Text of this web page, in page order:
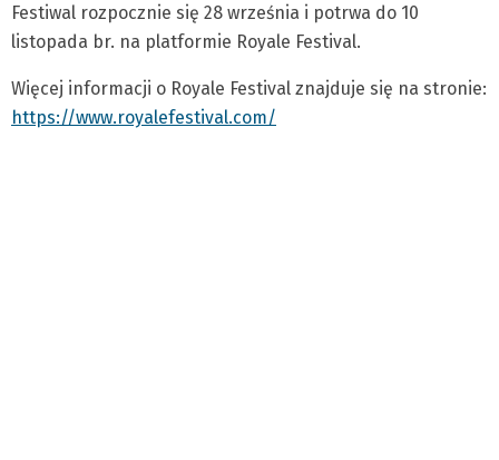
Festiwal rozpocznie się 28 września i potrwa do 10
listopada br. na platformie Royale Festival.
Więcej informacji o Royale Festival znajduje się na stronie:
https://www.royalefestival.com/